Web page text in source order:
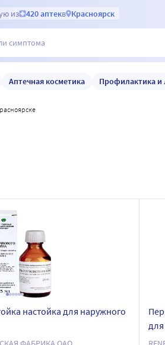
из 420 аптекв Красноярск
Аптечная косметика Профилактика и
настойка для наружного